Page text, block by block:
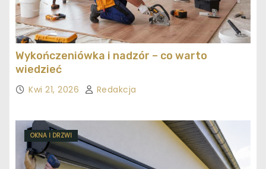
Wykończeniówka i nadzór – co warto
wiedzieć
Kwi 21, 2026 Redakcja
OKNA I DRZWI